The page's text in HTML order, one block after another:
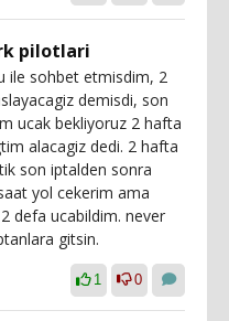
pilotlari
ile sohbet etmisdim, 2
demisdi, son
ucak bekliyoruz 2 hafta
alacagiz dedi. 2 hafta
son iptalden sonra
yol cekerim ama
defa ucabildim. never
gitsin.
1 0